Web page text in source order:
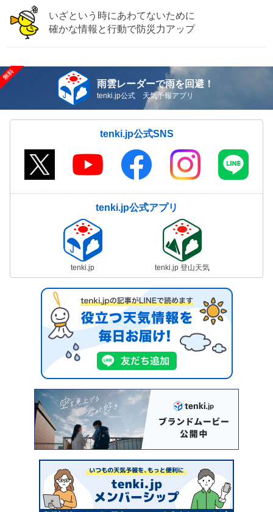
いざという時にあわてないために
確かな情報と行動で防災力アップ
雨雲レーダーで雨を回避！
tenki.jp公式 天気予報アプリ
tenki.jp公式SNS
tenki.jp公式アプリ
tenki.jp tenki.jp 登山天気